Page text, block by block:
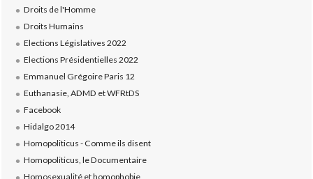
Droits de l'Homme
Droits Humains
Elections Législatives 2022
Elections Présidentielles 2022
Emmanuel Grégoire Paris 12
Euthanasie, ADMD et WFRtDS
Facebook
Hidalgo 2014
Homopoliticus - Comme ils disent
Homopoliticus, le Documentaire
Homosexualité et homophobie